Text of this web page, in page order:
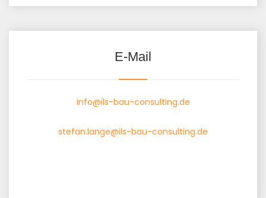
E-Mail
info@ils-bau-consulting.de
stefan.lange@ils-bau-consulting.de